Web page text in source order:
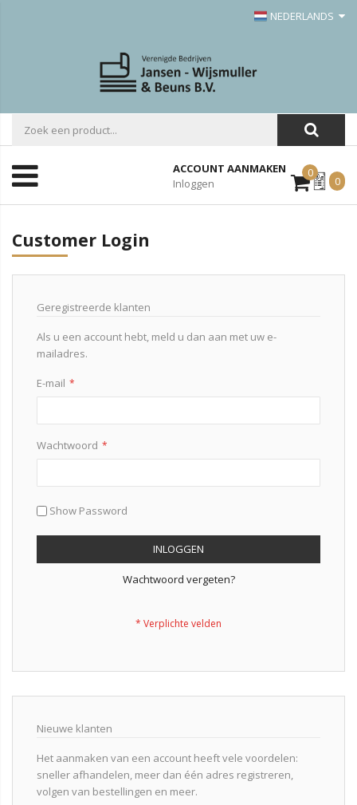
NEDERLANDS
ACCOUNT AANMAKEN
Inloggen
0Mijn
Offerte
0
Customer Login
Geregistreerde klanten
Als u een account hebt, meld u dan aan met uw e-
mailadres.
E-mail
Wachtwoord
Show Password
INLOGGEN
Wachtwoord vergeten?
Nieuwe klanten
Het aanmaken van een account heeft vele voordelen:
sneller afhandelen, meer dan één adres registreren,
volgen van bestellingen en meer.